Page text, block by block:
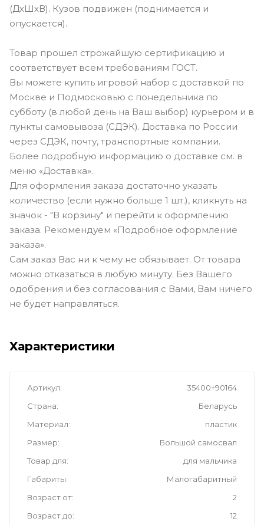
(ДхШхВ). Кузов подвижен (поднимается и
опускается).
Товар прошел строжайшую сертификацию и
соответствует всем требованиям ГОСТ.
Вы можете купить игровой набор с доставкой по
Москве и Подмосковью с понедельника по
субботу (в любой день на Ваш выбор) курьером и в
пункты самовывоза (СДЭК). Доставка по России
через СДЭК, почту, транспортные компании.
Более подробную информацию о доставке см. в
меню «Доставка».
Для оформления заказа достаточно указать
количество (если нужно больше 1 шт.), кликнуть на
значок - "В корзину" и перейти к оформлению
заказа. Рекомендуем «Подробное оформление
заказа».
Сам заказ Вас ни к чему не обязывает. От товара
можно отказаться в любую минуту. Без Вашего
одобрения и без согласования с Вами, Вам ничего
не будет направляться.
Характеристики
Артикул
35400+90164
Страна
Беларусь
Материал
пластик
Размер
Большой самосвал
Товар для
для мальчика
Габариты
Малогабаритный
Возраст от
2
Возраст до
12